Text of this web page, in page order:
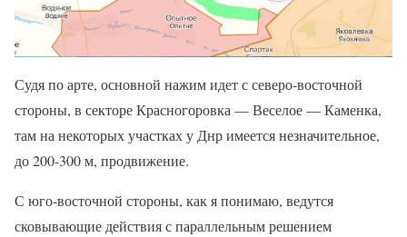
Судя по арте, основной нажим идет с северо-восточной
стороны, в секторе Красногоровка — Веселое — Каменка,
там на некоторых участках у Днр имеется незначительное,
до 200-300 м, продвижение.
С юго-восточной стороны, как я понимаю, ведутся
сковывающие действия с параллельным решением